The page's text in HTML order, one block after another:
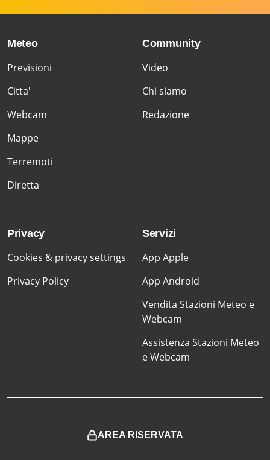
Meteo
Previsioni
Citta'
Webcam
Mappe
Terremoti
Diretta
Community
Video
Chi siamo
Redazione
Privacy
Cookies & privacy settings
Privacy Policy
Servizi
App Apple
App Android
Vendita Stazioni Meteo e
Webcam
Assistenza Stazioni Meteo
e Webcam
AREA RISERVATA